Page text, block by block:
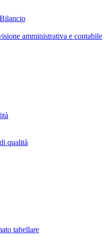
amministrativa e contabile
qualità
tabellare